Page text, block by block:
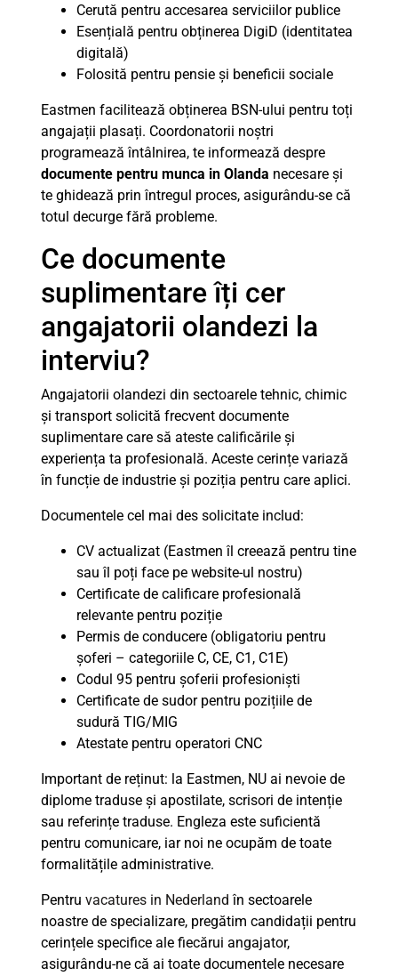
Cerută pentru accesarea serviciilor publice
Esențială pentru obținerea DigiD (identitatea
digitală)
Folosită pentru pensie și beneficii sociale
Eastmen facilitează obținerea BSN-ului pentru toți
angajații plasați. Coordonatorii noștri
programează întâlnirea, te informează despre
documente pentru munca in Olanda necesare și
te ghidează prin întregul proces, asigurându-se că
totul decurge fără probleme.
Ce documente
suplimentare îți cer
angajatorii olandezi la
interviu?
Angajatorii olandezi din sectoarele tehnic, chimic
și transport solicită frecvent documente
suplimentare care să ateste calificările și
experiența ta profesională. Aceste cerințe variază
în funcție de industrie și poziția pentru care aplici.
Documentele cel mai des solicitate includ:
CV actualizat (Eastmen îl creează pentru tine
sau îl poți face pe website-ul nostru)
Certificate de calificare profesională
relevante pentru poziție
Permis de conducere (obligatoriu pentru
șoferi – categoriile C, CE, C1, C1E)
Codul 95 pentru șoferii profesioniști
Certificate de sudor pentru pozițiile de
sudură TIG/MIG
Atestate pentru operatori CNC
Important de reținut: la Eastmen, NU ai nevoie de
diplome traduse și apostilate, scrisori de intenție
sau referințe traduse. Engleza este suficientă
pentru comunicare, iar noi ne ocupăm de toate
formalitățile administrative.
Pentru vacatures in Nederland în sectoarele
noastre de specializare, pregătim candidații pentru
cerințele specifice ale fiecărui angajator,
asigurându-ne că ai toate documentele necesare